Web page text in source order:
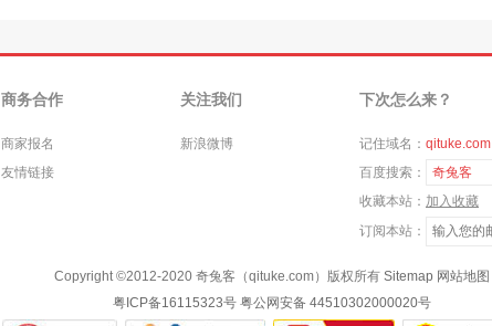
商务合作
商家报名
友情链接
关注我们
新浪微博
下次怎么来？
记住域名： qituke.com
百度搜索：
奇兔客
收藏本站： 加入收藏
订阅本站：
Copyright ©2012-2020 奇兔客（qituke.com）版权所有 Sitemap 网站地图
粤ICP备16115323号 粤公网安备 44510302000020号